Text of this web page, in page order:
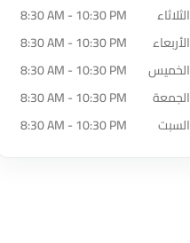
الثلاثاء
8:30 AM - 10:30 PM
الأربعاء
8:30 AM - 10:30 PM
الخميس
8:30 AM - 10:30 PM
الجمعة
8:30 AM - 10:30 PM
السبت
8:30 AM - 10:30 PM